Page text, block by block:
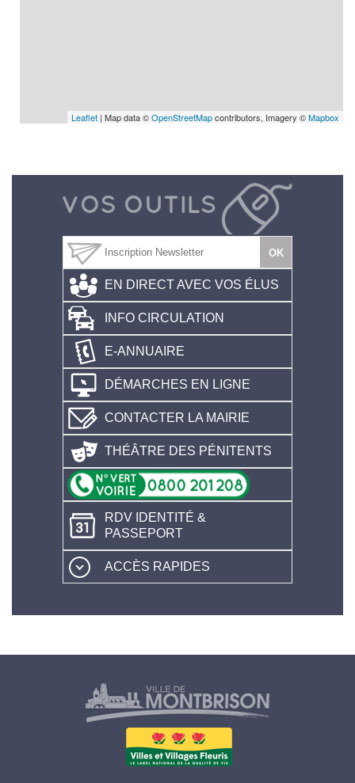
Leaflet | Map data ©OpenStreetMapcontributors, Imagery ©Mapbox
EN DIRECT AVEC VOS ÉLUS
INFO CIRCULATION
E-ANNUAIRE
DÉMARCHES EN LIGNE
CONTACTER LA MAIRIE
THÉÂTRE DES PÉNITENTS
RDV IDENTITÉ &
PASSEPORT
ACCÈS RAPIDES